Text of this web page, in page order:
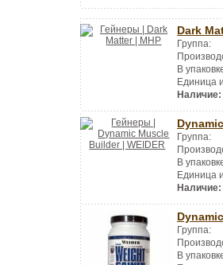
Dark
Группа:
В
Единица
Наличие:
Группа:
В
Единица
Наличие:
Группа:
В